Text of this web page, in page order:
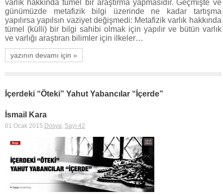
varlık hakkında tümel bir araştırma yapmasıdır. Geçmişte ve
günümüzde metafizik bilgi üzerinde ne kadar tartışma
yapılırsa yapılsın vaziyet değişmedi: Metafizik varlık hakkında
tümel (külli) bir bilgi sahibi olmak için yapılır ve bütün varlık
ve varlığı araştıran bilimler için ilkeler…
yazının devamı için »
İçerdeki “Öteki” Yahut Yabancılar “İçerde”
İsmail Kara
01 Ocak 2015 Dosya, Sayı 42